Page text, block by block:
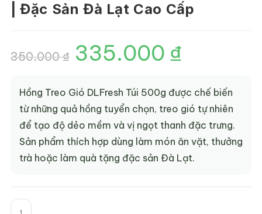
| Đặc Sản Đà Lạt Cao Cấp
350.000₫
Giá
gốc
là:
335.000 ₫
Hồng Treo Gió DLFresh Túi 500g được chế biến
từ những quả hồng tuyển chọn, treo gió tự nhiên
để tạo độ dẻo mềm và vị ngọt thanh đặc trưng.
Sản phẩm thích hợp dùng làm món ăn vặt, thưởng
trà hoặc làm quà tặng đặc sản Đà Lạt.
Hồng